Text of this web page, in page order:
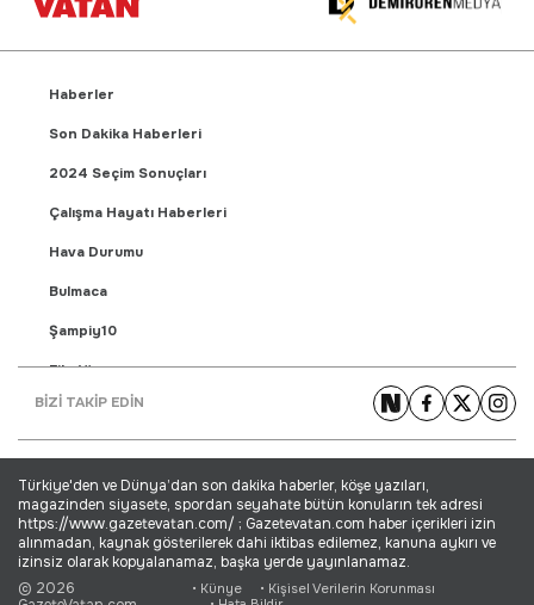
Haberler
Son Dakika Haberleri
2024 Seçim Sonuçları
Çalışma Hayatı Haberleri
Hava Durumu
Bulmaca
Şampiy10
Fikstür
Puan Durumu
Yaşam Haberleri
Ekonomi Haberleri
Dünya Haberleri
BİZİ TAKİP EDİN
Türkiye'den ve Dünya’dan son dakika haberler, köşe yazıları,
magazinden siyasete, spordan seyahate bütün konuların tek adresi
https://www.gazetevatan.com/ ; Gazetevatan.com haber içerikleri izin
alınmadan, kaynak gösterilerek dahi iktibas edilemez, kanuna aykırı ve
izinsiz olarak kopyalanamaz, başka yerde yayınlanamaz.
© 2026
• Künye
• Kişisel Verilerin Korunması